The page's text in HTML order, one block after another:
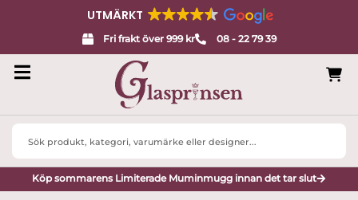
UTMÄRKT
Fri frakt över 999 kr 08 - 22 79 39
Search
Köp sommarens Limiterade Muminmugg innan det tar slut